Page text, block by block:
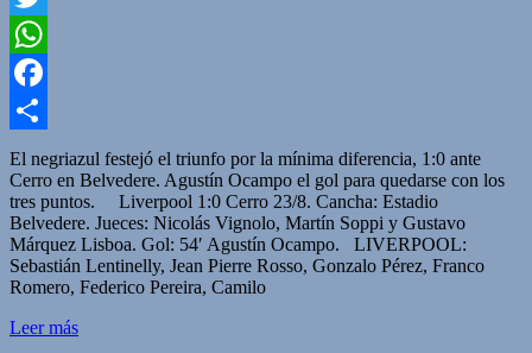
Twitter
WhatsApp
Facebook
Compartir
El negriazul festejó el triunfo por la mínima diferencia, 1:0 ante
Cerro en Belvedere. Agustín Ocampo el gol para quedarse con los
tres puntos. Liverpool 1:0 Cerro 23/8. Cancha: Estadio
Belvedere. Jueces: Nicolás Vignolo, Martín Soppi y Gustavo
Márquez Lisboa. Gol: 54′ Agustín Ocampo. LIVERPOOL:
Sebastián Lentinelly, Jean Pierre Rosso, Gonzalo Pérez, Franco
Romero, Federico Pereira, Camilo
Leer más